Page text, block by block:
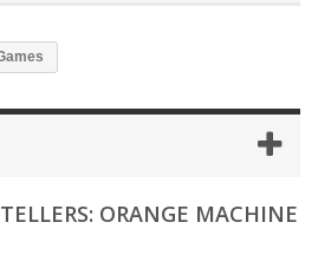
ORANGE MACHINE